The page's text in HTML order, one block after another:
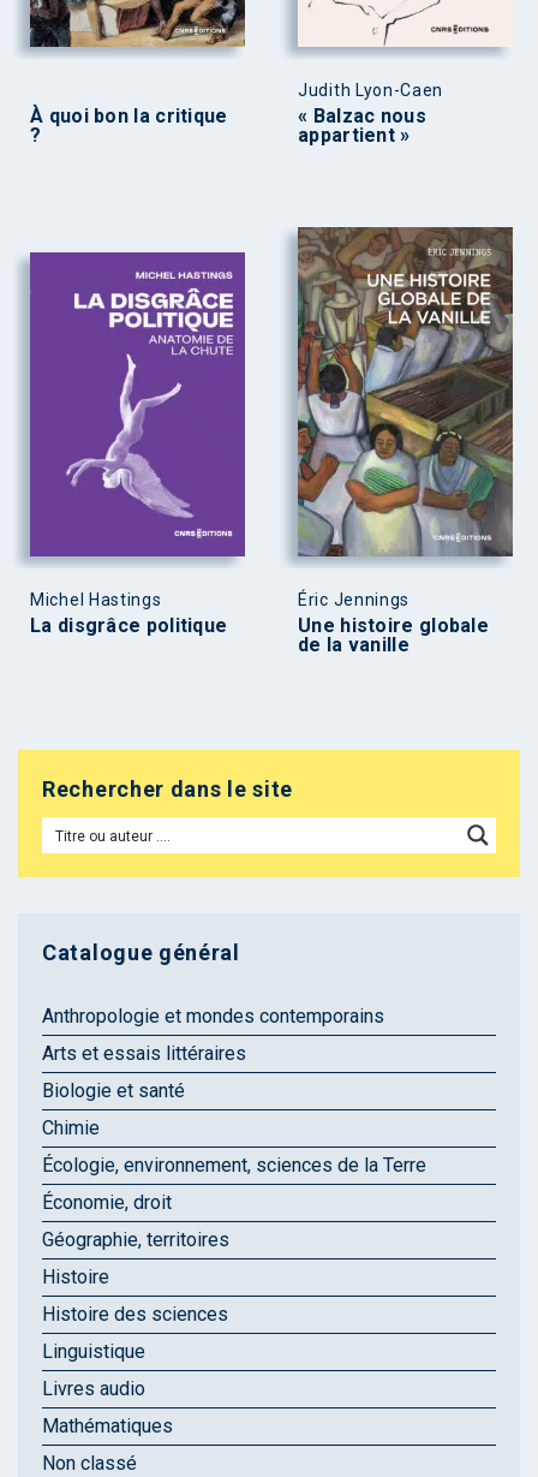
À quoi bon la critique
?
Judith Lyon-Caen
« Balzac nous
appartient »
Michel Hastings
La disgrâce politique
Éric Jennings
Une histoire globale
de la vanille
Rechercher dans le site
Catalogue général
Anthropologie et mondes contemporains
Arts et essais littéraires
Biologie et santé
Chimie
Écologie, environnement, sciences de la Terre
Économie, droit
Géographie, territoires
Histoire
Histoire des sciences
Linguistique
Livres audio
Mathématiques
Non classé